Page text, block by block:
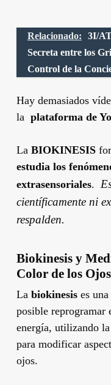
Relacionado:
3I/
Secreta entre los
Control de la
Hay demasiados
la plataforma de
La BIOKINESIS
estudia los
extrasensoriales.
científicamente ni
respalden.
Biokinesis y
Color de los
La biokinesises una
posible reprogramar
energía, utilizando
para modificar
ojos.